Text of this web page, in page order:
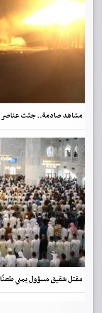
مشاهد صادمة.. جثث عناصر
مقتل شقيق مسؤول يمني